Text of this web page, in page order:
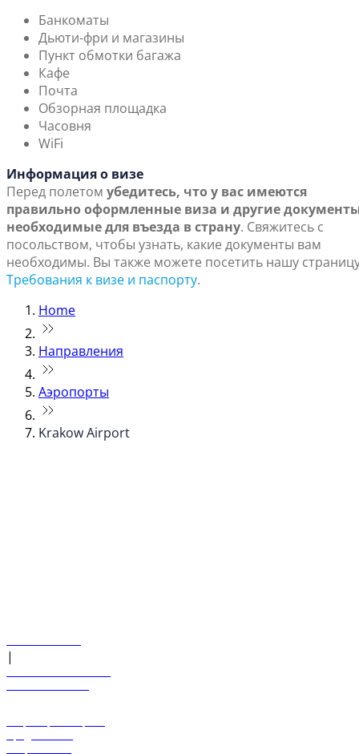
Банкоматы
Дьюти-фри и магазины
Пункт обмотки багажа
Кафе
Почта
Обзорная площадка
Часовня
WiFi
Информация о визе
Перед полетом убедитесь, что у вас имеются
правильно оформленные виза и другие
необходимые для въезда в страну. Свяжитесь с
посольством, чтобы узнать, какие документы вам
необходимы. Вы также можете посетить нашу
Требования к визе и паспорту.
Home
Направления
Аэропорты
Krakow Airport
|